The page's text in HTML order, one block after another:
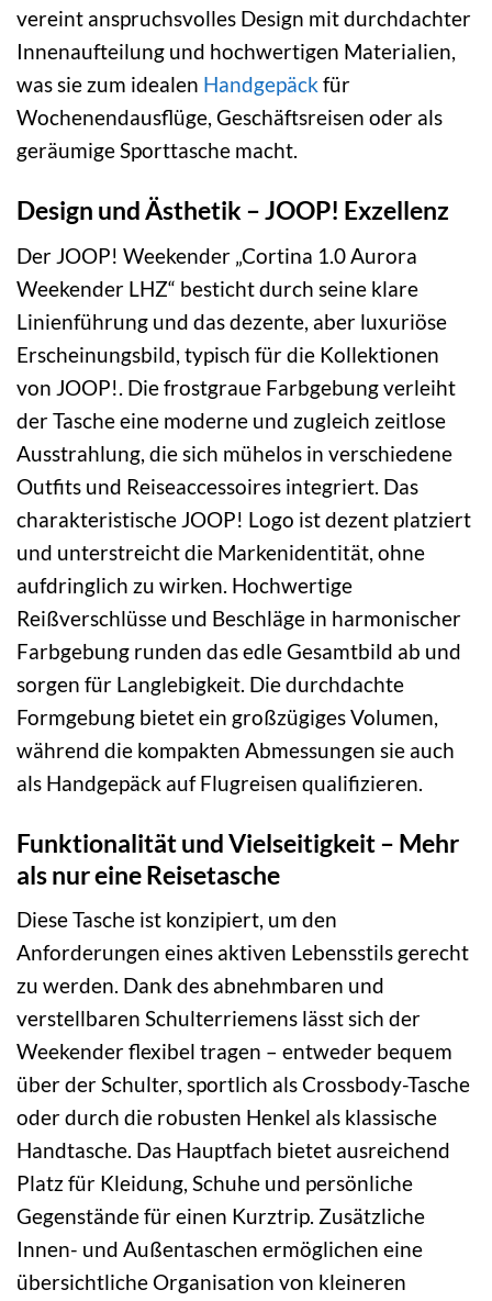
vereint anspruchsvolles Design mit durchdachter
Innenaufteilung und hochwertigen Materialien,
was sie zum idealen Handgepäck für
Wochenendausflüge, Geschäftsreisen oder als
geräumige Sporttasche macht.
Design und Ästhetik – JOOP! Exzellenz
Der JOOP! Weekender „Cortina 1.0 Aurora
Weekender LHZ“ besticht durch seine klare
Linienführung und das dezente, aber luxuriöse
Erscheinungsbild, typisch für die Kollektionen
von JOOP!. Die frostgraue Farbgebung verleiht
der Tasche eine moderne und zugleich zeitlose
Ausstrahlung, die sich mühelos in verschiedene
Outfits und Reiseaccessoires integriert. Das
charakteristische JOOP! Logo ist dezent platziert
und unterstreicht die Markenidentität, ohne
aufdringlich zu wirken. Hochwertige
Reißverschlüsse und Beschläge in harmonischer
Farbgebung runden das edle Gesamtbild ab und
sorgen für Langlebigkeit. Die durchdachte
Formgebung bietet ein großzügiges Volumen,
während die kompakten Abmessungen sie auch
als Handgepäck auf Flugreisen qualifizieren.
Funktionalität und Vielseitigkeit – Mehr
als nur eine Reisetasche
Diese Tasche ist konzipiert, um den
Anforderungen eines aktiven Lebensstils gerecht
zu werden. Dank des abnehmbaren und
verstellbaren Schulterriemens lässt sich der
Weekender flexibel tragen – entweder bequem
über der Schulter, sportlich als Crossbody-Tasche
oder durch die robusten Henkel als klassische
Handtasche. Das Hauptfach bietet ausreichend
Platz für Kleidung, Schuhe und persönliche
Gegenstände für einen Kurztrip. Zusätzliche
Innen- und Außentaschen ermöglichen eine
übersichtliche Organisation von kleineren